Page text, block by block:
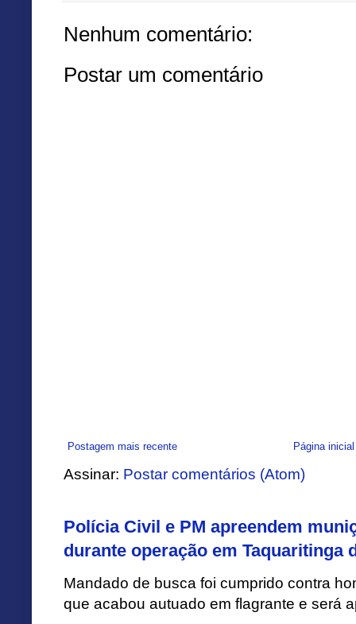
Nenhum comentário:
Postar um comentário
Postagem mais recente Página inicial
Assinar: Postar comentários (Atom)
Polícia Civil e PM apreendem
durante operação em Taquaritinga
Mandado de busca foi cumprido contra
que acabou autuado em flagrante e será